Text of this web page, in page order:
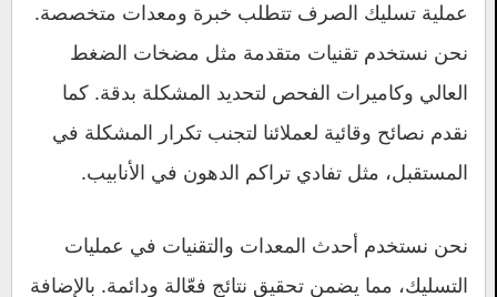
عملية تسليك الصرف تتطلب خبرة ومعدات متخصصة.
نحن نستخدم تقنيات متقدمة مثل مضخات الضغط
العالي وكاميرات الفحص لتحديد المشكلة بدقة. كما
نقدم نصائح وقائية لعملائنا لتجنب تكرار المشكلة في
المستقبل، مثل تفادي تراكم الدهون في الأنابيب.
نحن نستخدم أحدث المعدات والتقنيات في عمليات
التسليك، مما يضمن تحقيق نتائج فعّالة ودائمة. بالإضافة